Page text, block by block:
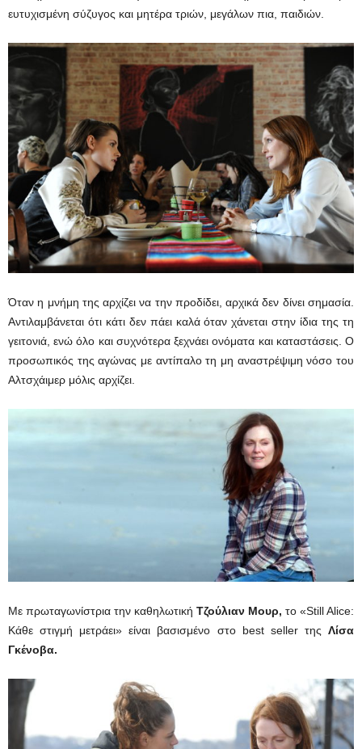
ευτυχισμένη σύζυγος και μητέρα τριών, μεγάλων πια, παιδιών.
Όταν η μνήμη της αρχίζει να την προδίδει, αρχικά δεν δίνει σημασία.
Αντιλαμβάνεται ότι κάτι δεν πάει καλά όταν χάνεται στην ίδια της τη
γειτονιά, ενώ όλο και συχνότερα ξεχνάει ονόματα και καταστάσεις. Ο
προσωπικός της αγώνας με αντίπαλο τη μη αναστρέψιμη νόσο του
Αλτσχάιμερ μόλις αρχίζει.
Mε πρωταγωνίστρια την καθηλωτική Τζούλιαν Μουρ, το «Still Alice:
Κάθε στιγμή μετράει» είναι βασισμένο στο best seller της Λίσα
Γκένοβα.